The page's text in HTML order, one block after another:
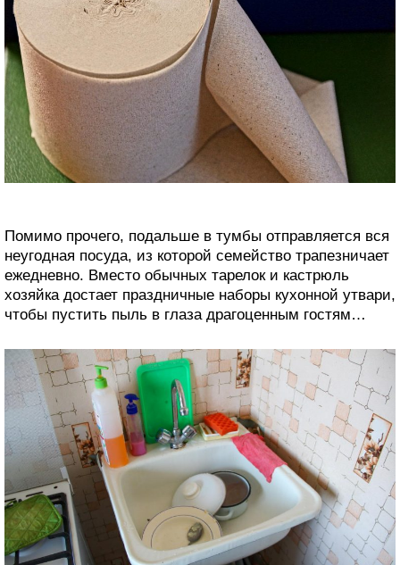
Помимо прочего, подальше в тумбы отправляется вся
неугодная посуда, из которой семейство трапезничает
ежедневно. Вместо обычных тарелок и кастрюль
хозяйка достает праздничные наборы кухонной утвари,
чтобы пустить пыль в глаза драгоценным гостям…